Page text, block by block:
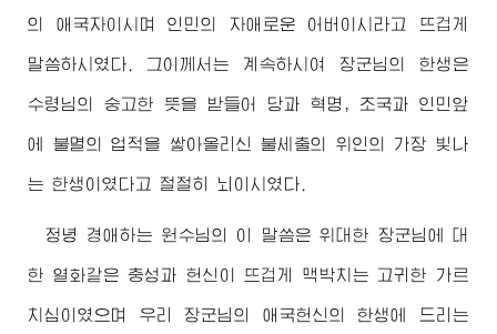
의 애국자이시며 인민의 자애로운 어버이 시라고 뜨겁게
말씀하시였다. 그이께서는 계속하시여 장군님 의 한생은
수령님 의 숭고한 뜻을 받들어 당과 혁명, 조국과 인민앞
에 불멸의 업적을 쌓아올리신 불세출의 위인의 가장 빛나
는 한생이였다고 절절히 뇌이시였다.
정녕 경애하는 원수님 의 이 말씀은위대한 장군님 에 대
한 열화같은 충성과 헌신이 뜨겁게 맥박치는 고귀한 가르
치심이였으며 우리장군님의 애국헌신의 한생에 드리는